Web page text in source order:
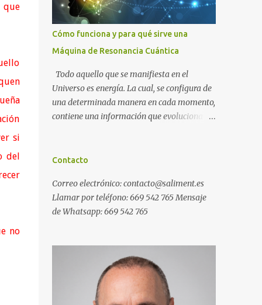
que
si
del
no
Cómo funciona y para qué sirve una
Máquina de Resonancia Cuántica
Todo aquello que se manifiesta en el
Universo es energía. La cual, se configura de
una determinada manera en cada momento,
contiene una información que evoluciona
universal lo denominamos Campo Cuántico
conscientes, afectamos al CCI cuando, por
ejemplo, pensamos en alguien que hace
tiempo que no vemos y, de repente, ese
contra toda probabilidad, termina
materializándose. O cuando
experimentamos a diario una emoción muy
desagradable que termina somatizándose
Contacto
Correo electrónico: contacto@saliment.es
Llamar por teléfono: 669 542 765 Mensaje
de Whatsapp: 669 542 765